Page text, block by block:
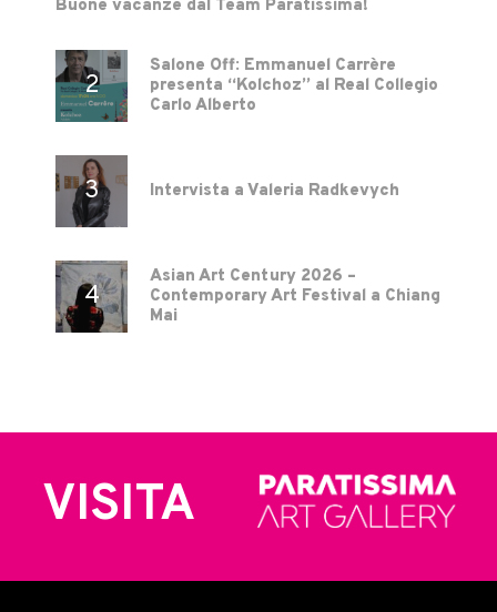
Buone vacanze dal Team Paratissima!
Salone Off: Emmanuel Carrère
presenta “Kolchoz” al Real Collegio
Carlo Alberto
Intervista a Valeria Radkevych
Asian Art Century 2026 –
Contemporary Art Festival a Chiang
Mai
VISITA